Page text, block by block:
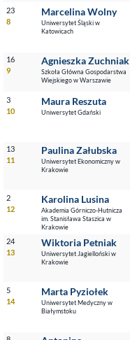
23
8
Marcelina Wolny
Uniwersytet Śląski w
Katowicach
16
9
Agnieszka Zuchniak
Szkoła Główna Gospodarstwa
Wiejskiego w Warszawie
3
10
Maura Reszuta
Uniwersytet Gdański
13
11
Paulina Załubska
Uniwersytet Ekonomiczny w
Krakowie
2
12
Karolina Lusina
Akademia Górniczo-Hutnicza
im. Stanisława Staszica w
Krakowie
24
13
Wiktoria Petniak
Uniwersytet Jagielloński w
Krakowie
5
14
Marta Pyziołek
Uniwersytet Medyczny w
Białymstoku